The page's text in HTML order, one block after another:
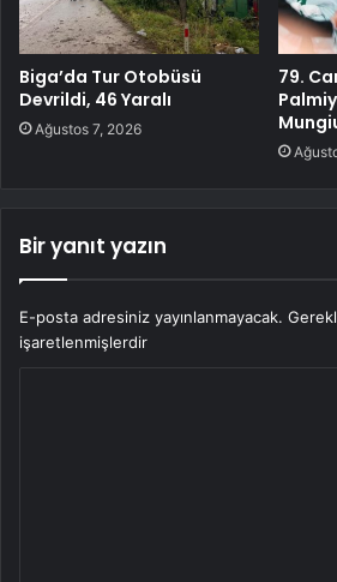
Biga’da Tur Otobüsü
Devrildi, 46 Yaralı
Ağustos 7, 2026
79.
Bir yanıt yazın
E-posta adresiniz yayınlanmayacak.
işaretlenmişlerdir